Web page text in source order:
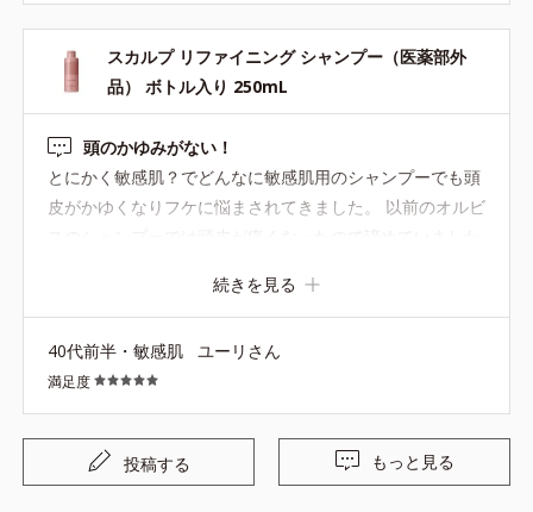
つけ、指でマッサージするようにしてよくなじませてください。
●無油分、無香料、無着色 ●弱酸性
●3Dプロテクト成分*1=地肌と髪をすこやかに保つ保湿成分
●ブレンドボタニカルエキス*2=地肌と髪にうるおいを与える保湿成
分
*1=セイヨウハッカエキス、水溶性コラーゲン液、加水分解ヒアル
ロン酸
*2=ユズセラミド、ヨクイニンエキス、ゼニアオイエキス、メリッ
サエキス
*3=濃グリセリン、ジイソステアリン酸ポリグリセリル、モノラウ
リン酸ポリグリセリル、イソステアリン酸、フェノキシエタノール
、クエン酸ナトリウム、クエン酸、精製水
スカルプ リファイニング シャンプー（医薬部外
品） ボトル入り 250mL
頭のかゆみがない！
とにかく敏感肌？でどんなに敏感肌用のシャンプーでも頭
皮がかゆくなりフケに悩まされてきました。 以前のオルビ
が出ない！！！しかもめちゃくちゃコスパいい！！！うれ
しい！！！ ずっとこの成分でお願いします…！！ 人によ
っては泡立ち足りないとかありそうですが、自分にとって
は頭皮のかゆみがなくてこのお値段なだけで本当に助かっ
ています！！！
続きを見る
40代前半・敏感肌 ユーリさん
満足度
投稿する もっと見る